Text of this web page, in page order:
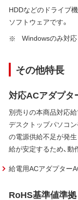
HDDなどのドライブ
ソフトウェアです。
Windowsのみ対応
その他特長
対応ACアダプタ
別売りの本商品対応
デスクトップパソコ
の電源供給不足が発
給が安定するため、動
給電用ACアダプター
RoHS基準値準拠